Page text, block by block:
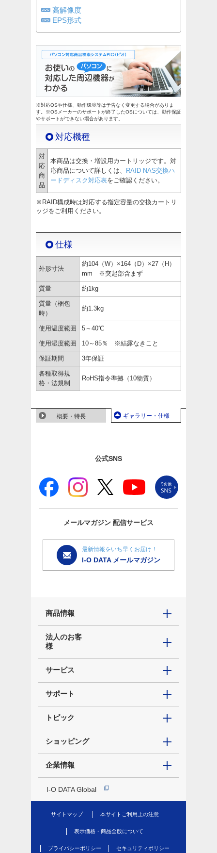
高解像度
EPS形式
※対応OSや仕様、動作環境等は予告なく変更する場合がありま
す。※OSメーカーのサポートが終了したOSについては、動作保証
やサポートができない場合があります。
対応機種
対
応
商
品
本商品は交換・増設用カートリッジです。対
応商品について詳しくは、
RAID NAS交換ハ
ードディスク対応表をご確認ください。
※RAID構成時は対応する指定容量の交換カートリ
ッジをご利用ください。
仕様
外形寸法
約104（W）×164（D）×27（H）
mm ※突起部含まず
質量 約1kg
質量（梱包
時）
約1.3kg
使用温度範囲 5～40℃
使用湿度範囲 10～85％ ※結露なきこと
保証期間 3年保証
各種取得規
格・法規制
RoHS指令準拠（10物質）
概要・特長 ギャラリー・仕様
公式SNS
メールマガジン 配信サービス
最新情報をいち早くお届け！
I-O DATA メールマガジン
商品情報
法人のお客
様
サービス
サポート
トピック
ショッピング
企業情報
I-O DATA Global
サイトマップ 本サイトご利用上の注意
表示価格・商品全般について
プライバシーポリシー セキュリティポリシー